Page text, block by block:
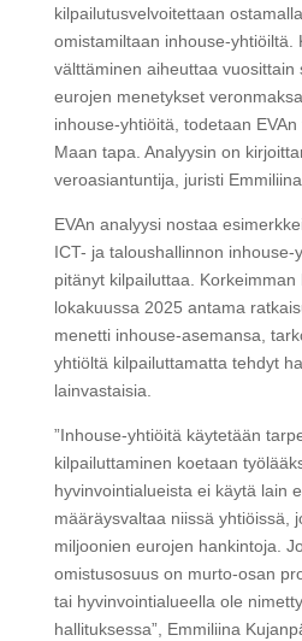
kilpailutusvelvoitettaan
omistamiltaan inhouse-yhtiöiltä.
välttäminen aiheuttaa vuosittain
eurojen menetykset
inhouse-yhtiöitä, todetaan
Maan tapa. Analyysin on
veroasiantuntija, juristi
EVAn analyysi nostaa
ICT- ja taloushallinnon inhouse-
pitänyt kilpailuttaa. Korkeimman
lokakuussa 2025 antama
menetti inhouse-asemansa,
yhtiöltä kilpailuttamatta tehdyt
lainvastaisia.
”Inhouse-yhtiöitä käytetään
kilpailuttaminen koetaan
hyvinvointialueista ei käytä lain
määräysvaltaa niissä yhtiöissä,
miljoonien eurojen hankintoja.
omistusosuus on murto-osan
tai hyvinvointialueella ole
hallituksessa”, Emmiliina